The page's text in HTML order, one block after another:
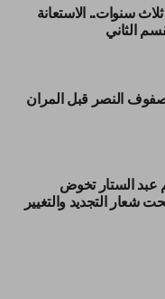
سنوات.. الاستعانة
الثاني
النصر قبل المران
عبد الستار تخوض
شعار التجديد والتغيير